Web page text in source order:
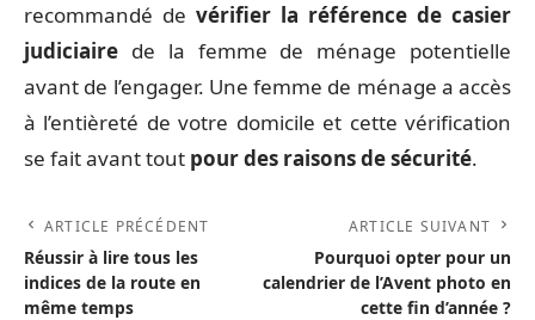
recommandé de vérifier la référence de casier
judiciaire de la femme de ménage potentielle
avant de l’engager. Une femme de ménage a accès
à l’entièreté de votre domicile et cette vérification
se fait avant tout pour des raisons de sécurité.
ARTICLE PRÉCÉDENT
Réussir à lire tous les
indices de la route en
même temps
ARTICLE SUIVANT
Pourquoi opter pour un
calendrier de l’Avent photo en
cette fin d’année ?